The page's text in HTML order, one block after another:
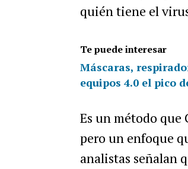
quién tiene el
Te puede interesar
Máscaras,
equipos 4.0 el pico
Es un método
pero un enfoque
analistas señalan